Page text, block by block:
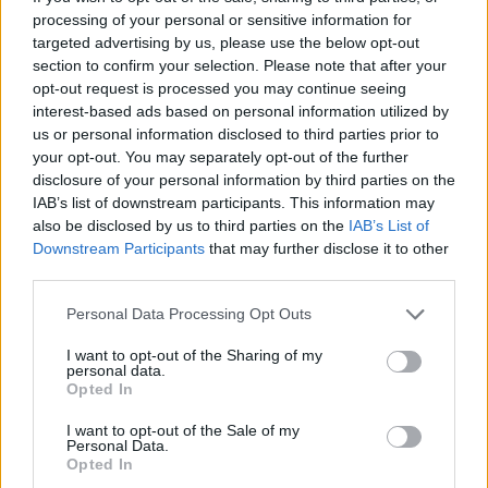
processing of your personal or sensitive information for
targeted advertising by us, please use the below opt-out
section to confirm your selection. Please note that after your
opt-out request is processed you may continue seeing
interest-based ads based on personal information utilized by
us or personal information disclosed to third parties prior to
your opt-out. You may separately opt-out of the further
disclosure of your personal information by third parties on the
IAB’s list of downstream participants. This information may
also be disclosed by us to third parties on the IAB’s List of
Downstream Participants that may further disclose it to other
Please note that this website/app uses one or more Google
not limited to your visit or usage behaviour. You may click to
grant or deny consent to Google and its third-party tags to
use your data for below specified purposes in below Google
consent section.
Personal Data Processing Opt Outs
I want to opt-out of the Sharing of my
personal data.
Opted In
I want to opt-out of the Sale of my
Personal Data.
Opted In
ότι «το να «εμπλεκόμαστε» σε στείρες
αντιπαραθέσεις με πολιτικά πρόσωπα, είναι μια
λανθασμένη τακτική, που δεν συνάδει με τις
αρχές και το ύφος του ίδιου του ΠΑΣΟΚ. «Αυτή
την θεσμική συμπεριφορά, έχω ακολουθήσει σε
όλη μου την διαδρομή και έτσι θα συνεχίσω»,
ανέφερε.
Σε άλλο σημείο του υπομνήματος αναφέρει,
πρόεδρος ή γραμματέας του κόμματος, σε όλη
την δημιουργική, κυβερνητική αλλά και δύσκολη
πορεία του ΠΑΣΟΚ, δεν απήγγειλε κατηγορία
Παράταξης. Και πρόσθεσε ότι: «Οι όποιες
πειθαρχικές ποινές, εστιάζονταν στην διαφωνία